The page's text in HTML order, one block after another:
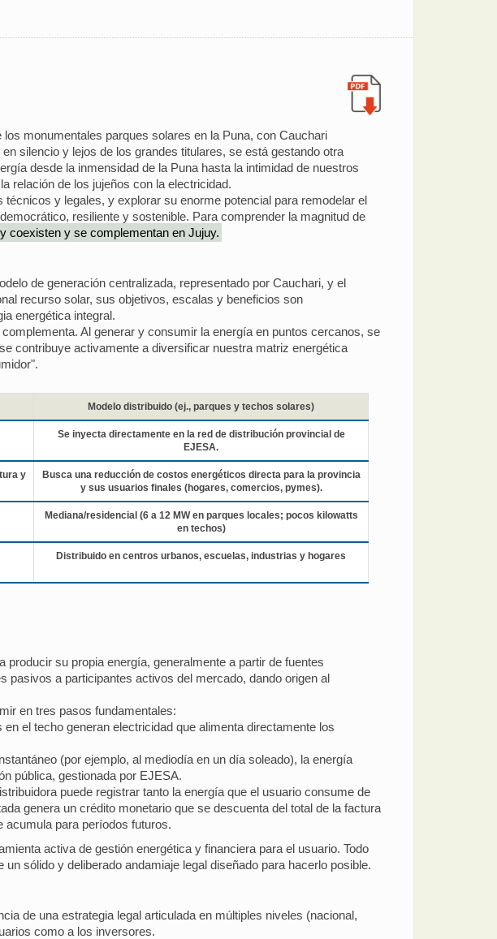
monumentales parques solares en la Puna, con Cauchari
silencio y lejos de los grandes titulares, se está gestando otra
desde la inmensidad de la Puna hasta la intimidad de nuestros
relación de los jujeños con la electricidad.
y legales, y explorar su enorme potencial para remodelar el
resiliente y sostenible. Para comprender la magnitud de
coexisten y se complementan en Jujuy.
de generación centralizada, representado por Cauchari, y el
recurso solar, sus objetivos, escalas y beneficios son
energética integral.
Al generar y consumir la energía en puntos cercanos, se
contribuye activamente a diversificar nuestra matriz energética
Modelo distribuido (ej., parques y techos solares)
Se inyecta directamente en la red de distribución provincial de
EJESA.
y
Busca una reducción de costos energéticos directa para la provincia
y sus usuarios finales (hogares, comercios, pymes).
Mediana/residencial (6 a 12 MW en parques locales; pocos kilowatts
en techos)
Distribuido en centros urbanos, escuelas, industrias y hogares
su propia energía, generalmente a partir de fuentes
a participantes activos del mercado, dando origen al
en tres pasos fundamentales:
el techo generan electricidad que alimenta directamente los
(por ejemplo, al mediodía en un día soleado), la energía
pública, gestionada por EJESA.
puede registrar tanto la energía que el usuario consume de
genera un crédito monetario que se descuenta del total de la factura
para períodos futuros.
activa de gestión energética y financiera para el usuario. Todo
sólido y deliberado andamiaje legal diseñado para hacerlo posible.
de una estrategia legal articulada en múltiples niveles (nacional,
como a los inversores.